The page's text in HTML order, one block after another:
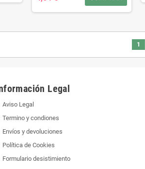
1
Legal
Aviso Legal
Termino y condiones
Envíos y devoluciones
Política de Cookies
Formulario desistimiento